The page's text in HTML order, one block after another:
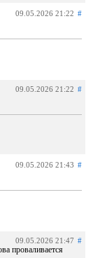
09.05.2026 21:22 #
09.05.2026 21:22 #
09.05.2026 21:43 #
09.05.2026 21:47 #
проваливается